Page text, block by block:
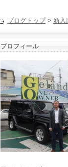
ブログトップ> 新入
プロフィール